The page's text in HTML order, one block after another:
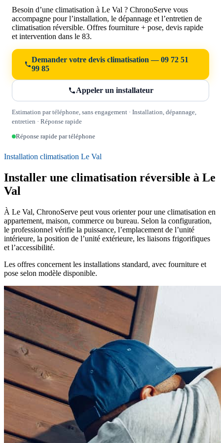
Besoin d’une climatisation à Le Val ? ChronoServe vous
accompagne pour l’installation, le dépannage et l’entretien de
climatisation réversible. Offres fourniture + pose, devis rapide
et intervention dans le 83.
Demander votre devis climatisation — 09 72 51
99 85
Appeler un installateur
Estimation par téléphone, sans engagement · Installation, dépannage,
entretien · Réponse rapide
Réponse rapide par téléphone
Installation climatisation Le Val
Installer une climatisation réversible à Le
Val
À Le Val, ChronoServe peut vous orienter pour une climatisation en
appartement, maison, commerce ou bureau. Selon la configuration,
le professionnel vérifie la puissance, l’emplacement de l’unité
intérieure, la position de l’unité extérieure, les liaisons frigorifiques
et l’accessibilité.
Les offres concernent les installations standard, avec fourniture et
pose selon modèle disponible.